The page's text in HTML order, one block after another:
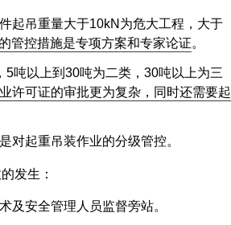
起吊重量大于10kN为危大工程，大于
管控措施是专项方案和专家论证。
吨以上到30吨为二类，30吨以上为三
许可证的审批更为复杂，同时还需要起
对起重吊装作业的分级管控。
发生：
及安全管理人员监督旁站。